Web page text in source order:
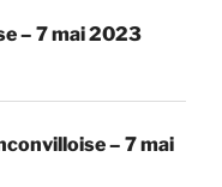
– 7 mai 2023
– 7 mai